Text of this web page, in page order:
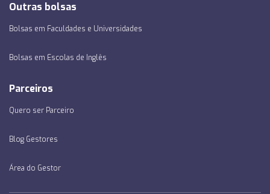
Outras bolsas
Bolsas em Faculdades e Universidades
Bolsas em Escolas de Inglês
Parceiros
Quero ser Parceiro
Blog Gestores
Área do Gestor